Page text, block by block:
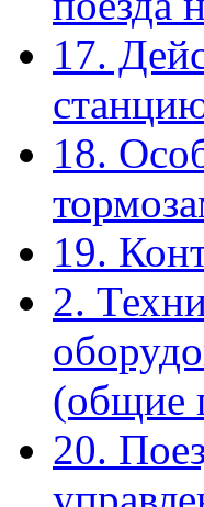
17.
18.
19.
2.
(общие
20.